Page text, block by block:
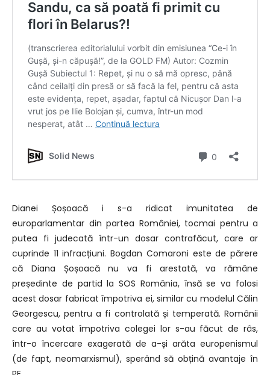
Dianei Șoșoacă i s-a ridicat imunitatea de
europarlamentar din partea României, tocmai pentru a
putea fi judecată într-un dosar contrafăcut, care ar
cuprinde 11 infracțiuni. Bogdan Comaroni este de părere
că Diana Șoșoacă nu va fi arestată, va rămâne
președinte de partid la SOS România, însă se va folosi
acest dosar fabricat împotriva ei, similar cu modelul Călin
Georgescu, pentru a fi controlată și temperată. Românii
care au votat împotriva colegei lor s-au făcut de râs,
într-o încercare exagerată de a-și arăta europenismul
(de fapt, neomarxismul), sperând să obțină avantaje în